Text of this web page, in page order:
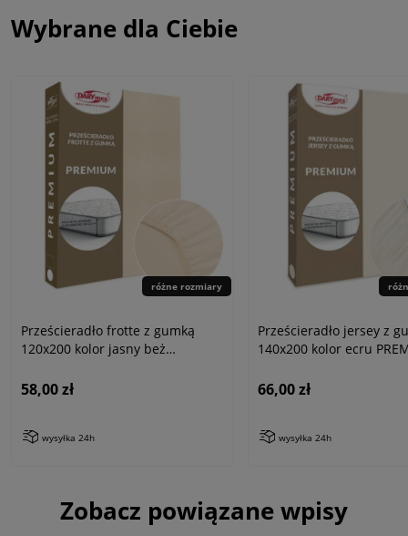
Wybrane dla Ciebie
różne rozmiary
Prześcieradło frotte z gumką
120x200 kolor jasny beż
58,00 zł
wysyłka 24h
Prześcieradło jersey z
140x200 kolor ecru
66,00 zł
wysyłka 24h
Zobacz powiązane wpisy